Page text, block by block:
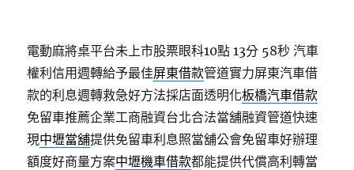
電動麻將桌平台未上市股票眼科10點 13分 58秒 汽車
權利信用週轉給予最佳屏東借款管道實力屏東汽車借
款的利息週轉救急好方法採店面透明化板橋汽車借款
免留車推薦企業工商融資台北合法當舖融資管道快速
現中壢當舖提供免留車利息照當舖公會免留車好辦理
額度好商量方案中壢機車借款都能提供代償高利轉當